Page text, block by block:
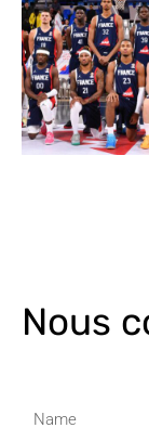
Nous